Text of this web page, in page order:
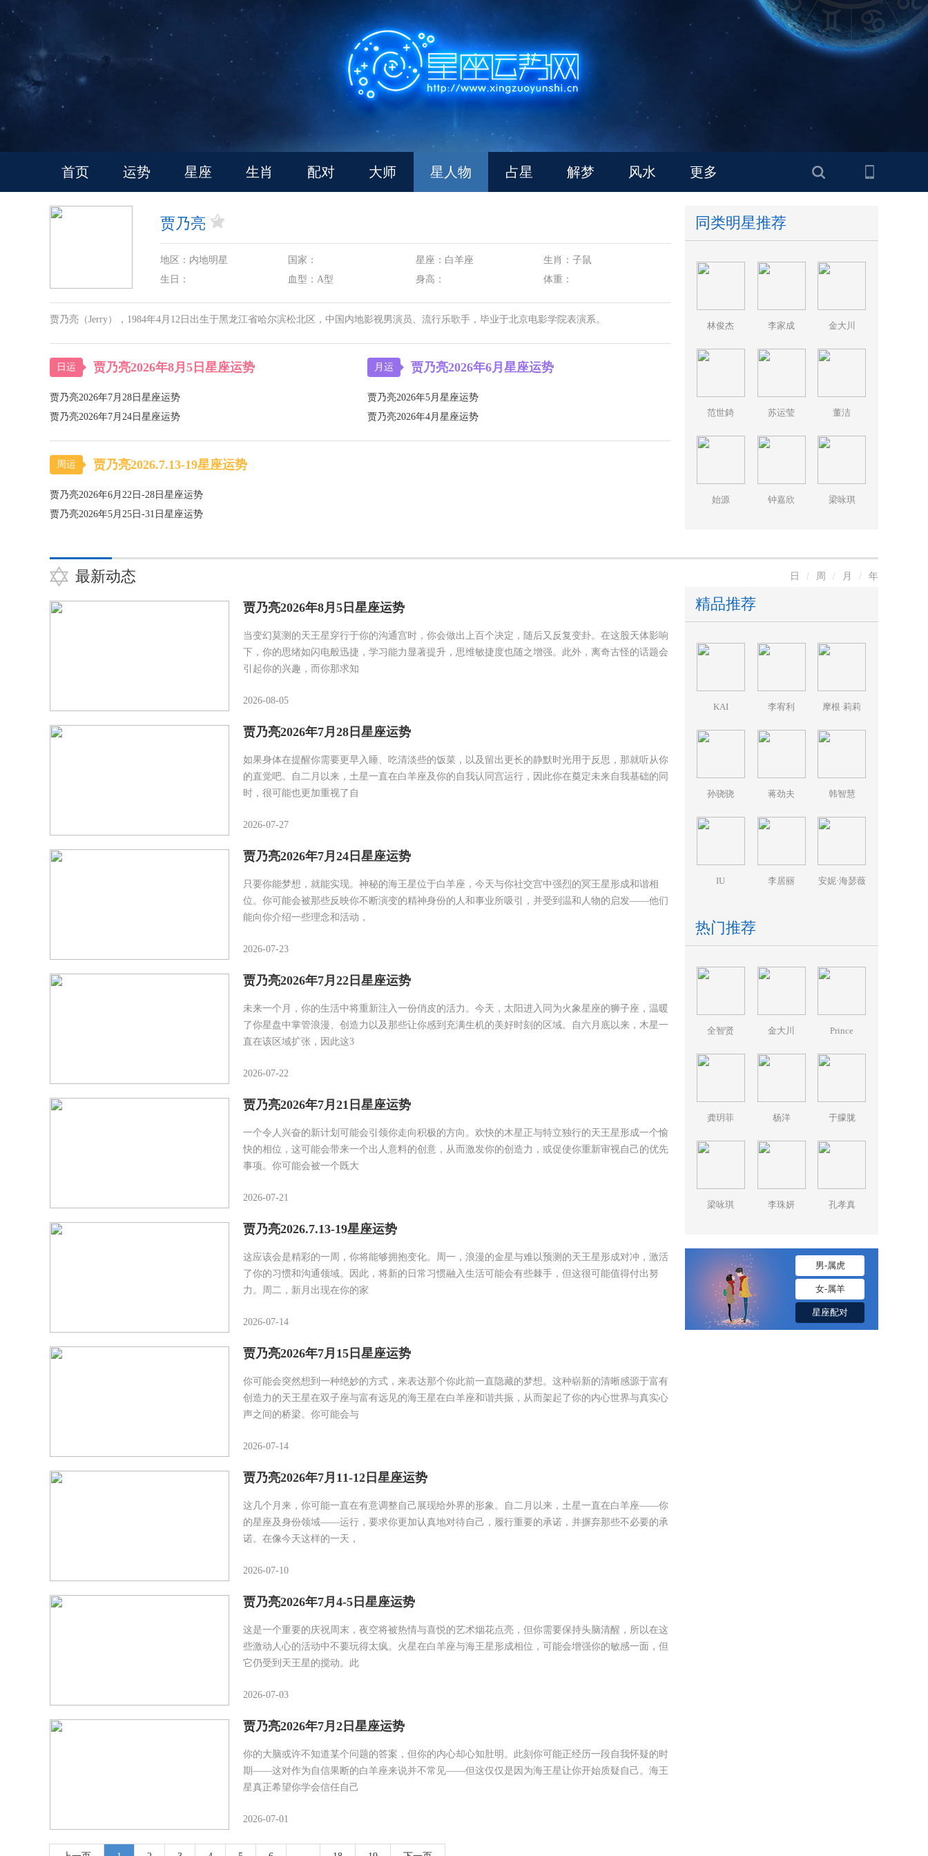
首页 运势 星座 生肖 配对 大师 星人物 占星 解梦 风水 更多
贾乃亮
地区：内地明星
生日：
国家：
血型：A型
星座：白羊座
身高：
生肖：子鼠
体重：
贾乃亮（Jerry），1984年4月12日出生于黑龙江省哈尔滨松北区，中国内地影视男演员、流行乐歌手，毕业于北京电影学院表演系。
日运 贾乃亮2026年8月5日星座运势
贾乃亮2026年7月28日星座运势
贾乃亮2026年7月24日星座运势
月运 贾乃亮2026年6月星座运势
贾乃亮2026年5月星座运势
贾乃亮2026年4月星座运势
周运 贾乃亮2026.7.13-19星座运势
贾乃亮2026年6月22日-28日星座运势
贾乃亮2026年5月25日-31日星座运势
同类明星推荐
林俊杰 李家成 金大川
范世錡 苏运莹 董洁
始源 钟嘉欣 梁咏琪
最新动态 日 / 周 / 月 / 年
贾乃亮2026年8月5日星座运势
当变幻莫测的天王星穿行于你的沟通宫时，你会做出上百个决定，随后又反复变卦。在这股天体影响
下，你的思绪如闪电般迅捷，学习能力显著提升，思维敏捷度也随之增强。此外，离奇古怪的话题会
引起你的兴趣，而你那求知
2026-08-05
贾乃亮2026年7月28日星座运势
如果身体在提醒你需要更早入睡、吃清淡些的饭菜，以及留出更长的静默时光用于反思，那就听从你
的直觉吧。自二月以来，土星一直在白羊座及你的自我认同宫运行，因此你在奠定未来自我基础的同
时，很可能也更加重视了自
2026-07-27
贾乃亮2026年7月24日星座运势
只要你能梦想，就能实现。神秘的海王星位于白羊座，今天与你社交宫中强烈的冥王星形成和谐相
位。你可能会被那些反映你不断演变的精神身份的人和事业所吸引，并受到温和人物的启发——他们
能向你介绍一些理念和活动，
2026-07-23
贾乃亮2026年7月22日星座运势
未来一个月，你的生活中将重新注入一份俏皮的活力。今天，太阳进入同为火象星座的狮子座，温暖
了你星盘中掌管浪漫、创造力以及那些让你感到充满生机的美好时刻的区域。自六月底以来，木星一
直在该区域扩张，因此这3
2026-07-22
贾乃亮2026年7月21日星座运势
一个令人兴奋的新计划可能会引领你走向积极的方向。欢快的木星正与特立独行的天王星形成一个愉
快的相位，这可能会带来一个出人意料的创意，从而激发你的创造力，或促使你重新审视自己的优先
事项。你可能会被一个既大
2026-07-21
贾乃亮2026.7.13-19星座运势
这应该会是精彩的一周，你将能够拥抱变化。周一，浪漫的金星与难以预测的天王星形成对冲，激活
了你的习惯和沟通领域。因此，将新的日常习惯融入生活可能会有些棘手，但这很可能值得付出努
力。周二，新月出现在你的家
2026-07-14
贾乃亮2026年7月15日星座运势
你可能会突然想到一种绝妙的方式，来表达那个你此前一直隐藏的梦想。这种崭新的清晰感源于富有
创造力的天王星在双子座与富有远见的海王星在白羊座和谐共振，从而架起了你的内心世界与真实心
声之间的桥梁。你可能会与
2026-07-14
贾乃亮2026年7月11-12日星座运势
这几个月来，你可能一直在有意调整自己展现给外界的形象。自二月以来，土星一直在白羊座——你
的星座及身份领域——运行，要求你更加认真地对待自己，履行重要的承诺，并摒弃那些不必要的承
诺。在像今天这样的一天，
2026-07-10
贾乃亮2026年7月4-5日星座运势
这是一个重要的庆祝周末，夜空将被热情与喜悦的艺术烟花点亮，但你需要保持头脑清醒，所以在这
些激动人心的活动中不要玩得太疯。火星在白羊座与海王星形成相位，可能会增强你的敏感一面，但
它仍受到天王星的搅动。此
2026-07-03
贾乃亮2026年7月2日星座运势
你的大脑或许不知道某个问题的答案，但你的内心却心知肚明。此刻你可能正经历一段自我怀疑的时
期——这对作为自信果断的白羊座来说并不常见——但这仅仅是因为海王星让你开始质疑自己。海王
星真正希望你学会信任自己
2026-07-01
精品推荐
KAI 李宥利 摩根·莉莉
孙骁骁 蒋劲夫 韩智慧
IU 李居丽 安妮·海瑟薇
热门推荐
全智贤 金大川 Prince
龚玥菲 杨洋 于朦胧
梁咏琪 李珠妍 孔孝真
男-属虎
女-属羊
星座配对